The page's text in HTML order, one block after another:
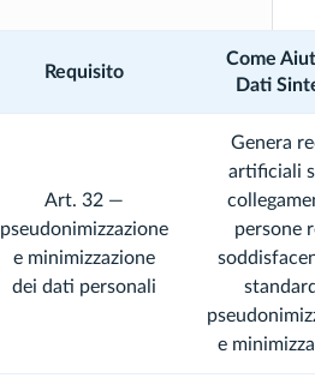
Requisito
Come
Dati
Art. 32 —
pseudonimizzazione
e minimizzazione
dei dati personali
Genera
artificiali
persone
e